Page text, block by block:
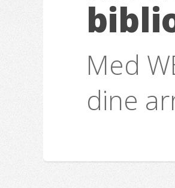
Med
dine